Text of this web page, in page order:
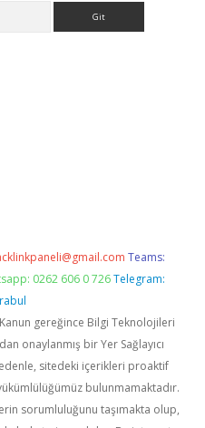
Teams:
0262 606 0 726 Telegram:
Kanun gereğince Bilgi Teknolojileri
onaylanmış bir Yer Sağlayıcı
sitedeki içerikleri proaktif
bulunmamaktadır.
sorumluluğunu taşımakta olup,